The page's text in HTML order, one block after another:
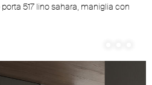
517 lino sahara, maniglia con